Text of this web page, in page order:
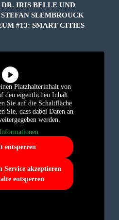
IRIS BELLE UND
SLEMBROUCK
#13: SMART CITIES
Platzhalterinhalt von
den eigentlichen Inhalt
Sie auf die Schaltfläche
Sie, dass dabei Daten an
werden.
entsperren
Service akzeptieren
entsperren